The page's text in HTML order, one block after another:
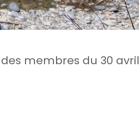
membres du 30 avril